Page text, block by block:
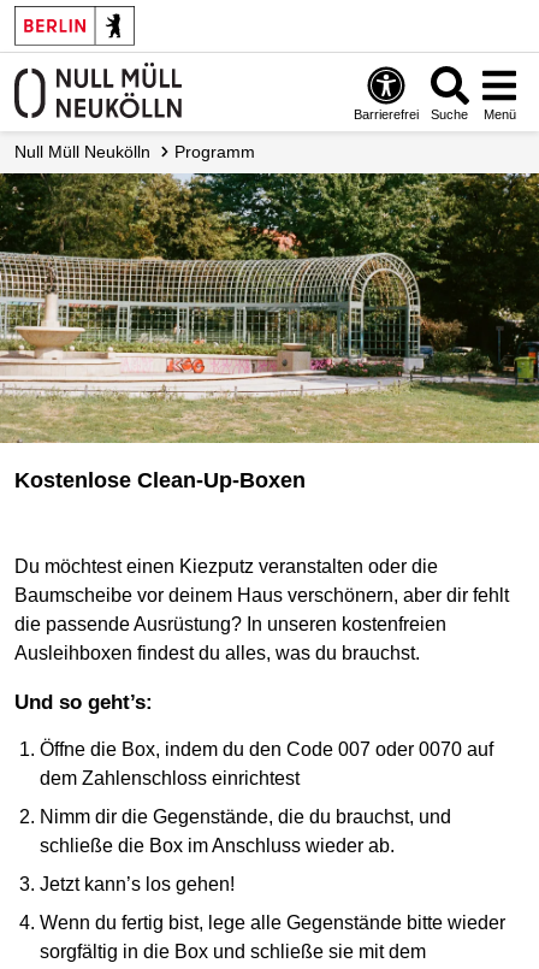
Barrierefrei Suche Menü
Null Müll Neukölln Programm
Kostenlose Clean-Up-Boxen
Du möchtest einen Kiezputz veranstalten oder die
Baumscheibe vor deinem Haus verschönern, aber dir fehlt
die passende Ausrüstung? In unseren kostenfreien
Ausleihboxen findest du alles, was du brauchst.
Und so geht’s:
Öffne die Box, indem du den Code 007 oder 0070 auf
dem Zahlenschloss einrichtest
Nimm dir die Gegenstände, die du brauchst, und
schließe die Box im Anschluss wieder ab.
Jetzt kann’s los gehen!
Wenn du fertig bist, lege alle Gegenstände bitte wieder
sorgfältig in die Box und schließe sie mit dem